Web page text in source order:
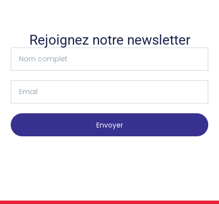
Rejoignez notre newsletter
Envoyer